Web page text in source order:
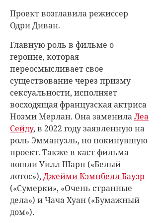
Проект возглавила режиссер
Одри Диван.
Главную роль в фильме о
героине, которая
переосмысливает свое
существование через призму
сексуальности, исполняет
восходящая французская актриса
Ноэми Мерлан. Она заменилаЛеа
Сейду, в 2022 году заявленную на
роль Эммануэль, но покинувшую
проект. Также в каст фильма
вошли Уилл Шарп («Белый
лотос»), Джейми Кэмпбелл Бауэр
(«Сумерки», «Очень странные
дела») и Чача Хуан («Бумажный
дом»).